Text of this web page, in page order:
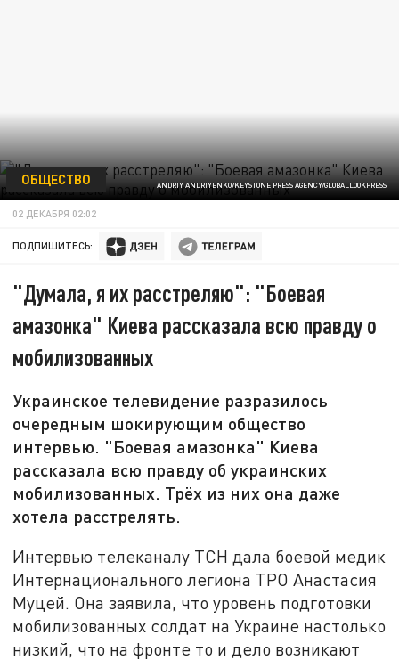
ANDRIY ANDRIYENKO/KEYSTONE PRESS AGENCY/GLOBALLOOKPRESS
ОБЩЕСТВО
02 ДЕКАБРЯ 02:02
ПОДПИШИТЕСЬ:
"Думала, я их расстреляю": "Боевая
амазонка" Киева рассказала всю правду о
мобилизованных
Украинское телевидение разразилось
очередным шокирующим общество
интервью. "Боевая амазонка" Киева
рассказала всю правду об украинских
мобилизованных. Трёх из них она даже
хотела расстрелять.
Интервью телеканалу ТСН дала боевой медик
Интернационального легиона ТРО Анастасия
Муцей. Она заявила, что уровень подготовки
мобилизованных солдат на Украине настолько
низкий, что на фронте то и дело возникают